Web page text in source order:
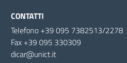
CONTATTI
Telefono +39 095 7382513/2278
Fax +39 095 330309
dicar@unict.it